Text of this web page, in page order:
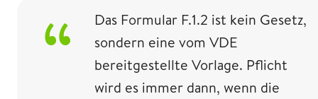
Das Formular F.1.2 ist kein Gesetz,
sondern eine vom VDE
bereitgestellte Vorlage. Pflicht
wird es immer dann, wenn die